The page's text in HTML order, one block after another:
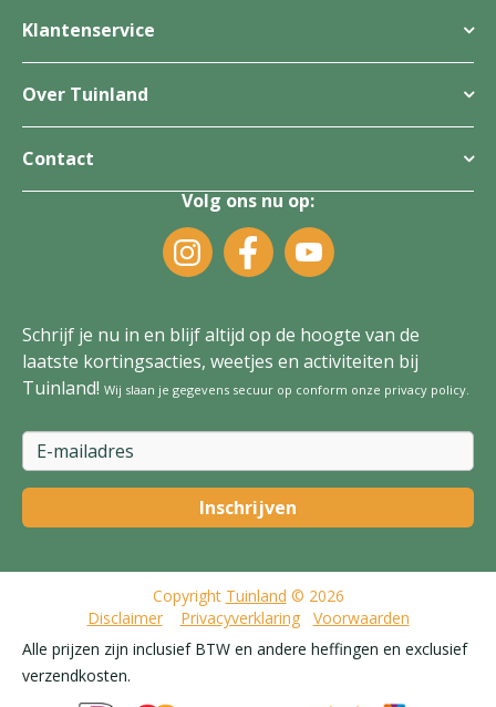
Klantenservice
Over Tuinland
Contact
Volg ons nu op:
Schrijf je nu in en blijf altijd op de hoogte van de
laatste kortingsacties, weetjes en activiteiten bij
Tuinland! Wij slaan je gegevens secuur op conform onze privacy policy.
Copyright Tuinland © 2026
Disclaimer
Privacyverklaring
Voorwaarden
Alle prijzen zijn inclusief BTW en andere heffingen en exclusief
verzendkosten.